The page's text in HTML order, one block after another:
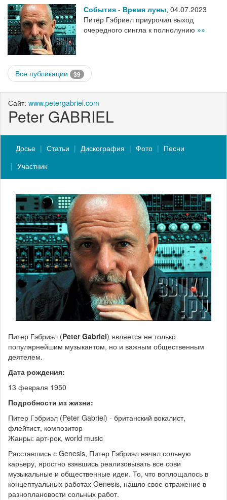
События - Время луны, 04.07.2023
Питер Гэбриел приурочил выход
очередного сингла к полнолунию »»
Все публикации 39
Сайт: www.petergabriel.com
Peter GABRIEL
Досье Статьи Дискография Фото
Песни
Участник
Питер Гэбриэл (Peter Gabriel) является не только
популярнейшим музыкантом, но и важным общественным
деятелем.
Дата рождения:
13 февраля 1950
Подробности из жизни:
Питер Гэбриэл (Peter Gabriel) - британский вокалист,
флейтист, композитор
Жанры: арт-рок, world music
Расставшись с Genesis, Питер Гэбриэл начал сольную
карьеру, яростно взявшись реализовывать все сови
музыкальные и общественные идеи. То, что воплощалось в
концептуальных работах Genesis, нашло свое отражение в
разноплановости сольных работ.